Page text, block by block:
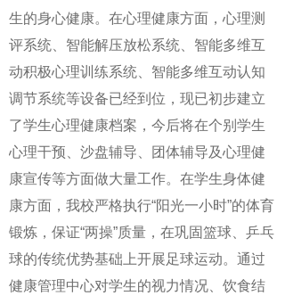
生的身心健康。在心理健康方面，心理测
评系统、智能解压放松系统、智能多维互
动积极心理训练系统、智能多维互动认知
调节系统等设备已经到位，现已初步建立
了学生心理健康档案，今后将在个别学生
心理干预、沙盘辅导、团体辅导及心理健
康宣传等方面做大量工作。在学生身体健
康方面，我校严格执行“阳光一小时”的体育
锻炼，保证“两操”质量，在巩固篮球、乒乓
球的传统优势基础上开展足球运动。通过
健康管理中心对学生的视力情况、饮食结